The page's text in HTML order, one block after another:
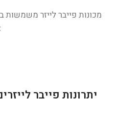
מכונות פייבר לייזר משמשות
בתעשיית הייצור, כולל:
יתרונות פייבר